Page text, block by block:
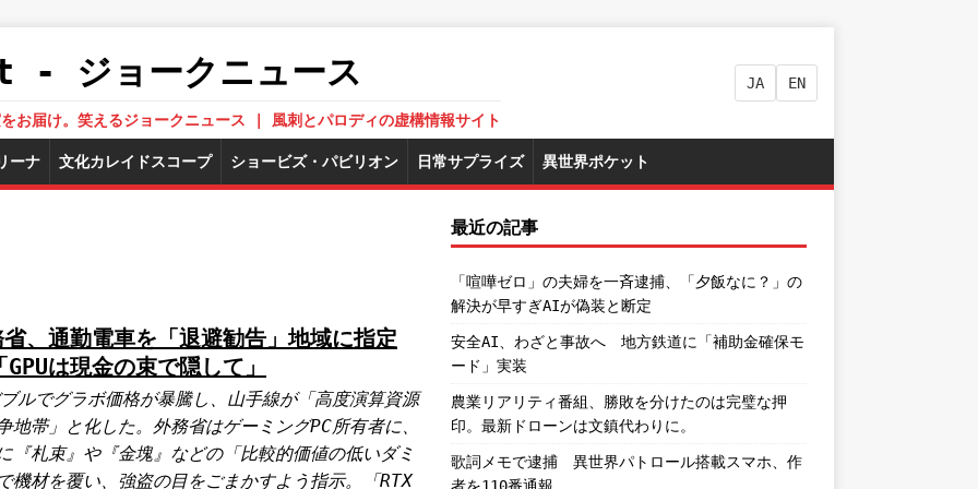
ジョークニュース
け。笑えるジョークニュース | 風刺とパロディの虚構情報サイト
JA EN
ーナ 文化カレイドスコープ ショービズ・パビリオン 日常サプライズ 異世界ポケット
、通勤電車を「退避勧告」地域に指定
は現金の束で隠して」
ルでグラボ価格が暴騰し、山手線が「高度演算資源
地帯」と化した。外務省はゲーミングPC所有者に、
『札束』や『金塊』などの「比較的価値の低いダミ
機材を覆い、強盗の目をごまかすよう指示。「RTX
最近の記事
「喧嘩ゼロ」の夫婦を一斉逮捕、「夕飯なに？」の
解決が早すぎAIが偽装と断定
安全AI、わざと事故へ 地方鉄道に「補助金確保モ
ード」実装
農業リアリティ番組、勝敗を分けたのは完璧な押
印。最新ドローンは文鎮代わりに。
歌詞メモで逮捕 異世界パトロール搭載スマホ、作